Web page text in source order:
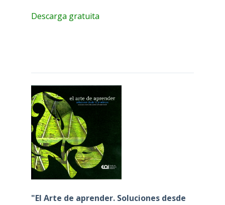
Descarga gratuita
"El Arte de aprender. Soluciones desde